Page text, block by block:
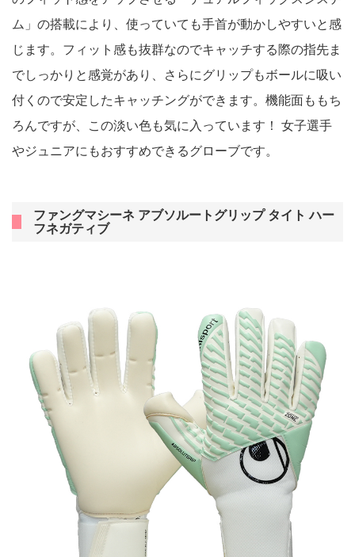
ム」の搭載により、使っていても手首が動かしやすいと感
じます。フィット感も抜群なのでキャッチする際の指先ま
でしっかりと感覚があり、さらにグリップもボールに吸い
付くので安定したキャッチングができます。機能面ももち
ろんですが、この淡い色も気に入っています！ 女子選手
やジュニアにもおすすめできるグローブです。
ファングマシーネ アブソルートグリップ タイト ハー
フネガティブ